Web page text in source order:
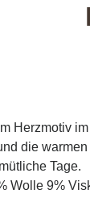
Herzmotiv
die
Tage.
Wolle 9%